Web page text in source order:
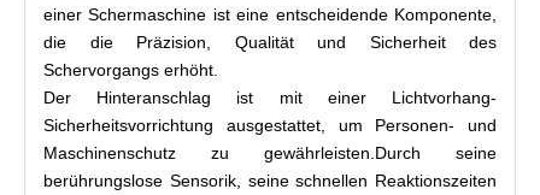
einer Schermaschine ist eine entscheidende Komponente,
die die Präzision, Qualität und Sicherheit des
Schervorgangs erhöht.
Der Hinteranschlag ist mit einer Lichtvorhang-
Sicherheitsvorrichtung ausgestattet, um Personen- und
Maschinenschutz zu gewährleisten.Durch seine
berührungslose Sensorik, seine schnellen Reaktionszeiten